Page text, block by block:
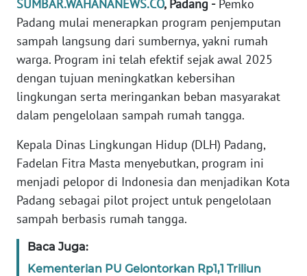
SUMBAR.WAHANANEWS.CO, Padang -Pemko
Padang mulai menerapkan program penjemputan
sampah langsung dari sumbernya, yakni rumah
warga. Program ini telah efektif sejak awal 2025
dengan tujuan meningkatkan kebersihan
lingkungan serta meringankan beban masyarakat
dalam pengelolaan sampah rumah tangga.
Kepala Dinas Lingkungan Hidup (DLH) Padang,
Fadelan Fitra Masta me­nyebutkan, program ini
menjadi pelopor di Indonesia dan menjadikan Kota
Padang sebagai pilot pro­ject untuk pengelolaan
sampah berbasis rumah tangga.
Baca Juga:
Kementerian PU Gelontorkan Rp1,1 Triliun
SIBER
REDAKSI
KARIR
DISCLAIMER
Wahana
News
Regional
WN
WN